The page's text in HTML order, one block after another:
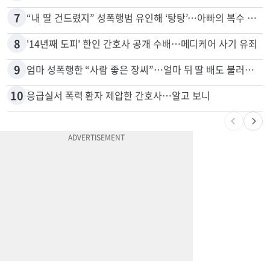
6 김원석〈투자 사기 논란〉 고발 영상 파장
7 “내 딸 건드렸지” 성폭행범 유인해 ‘탕탕’…아빠의 복수 결말
8 '14년째 도피' 한인 간호사 공개 수배…메디케어 사기 유죄
9